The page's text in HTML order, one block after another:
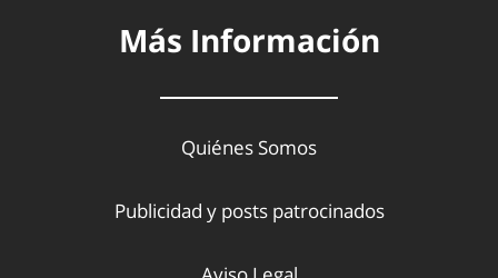
Más Información
Quiénes Somos
Publicidad y posts patrocinados